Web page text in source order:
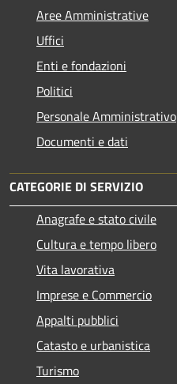
Aree Amministrative
Uffici
Enti e fondazioni
Politici
Personale Amministrativo
Documenti e dati
CATEGORIE DI SERVIZIO
Anagrafe e stato civile
Cultura e tempo libero
Vita lavorativa
Imprese e Commercio
Appalti pubblici
Catasto e urbanistica
Turismo